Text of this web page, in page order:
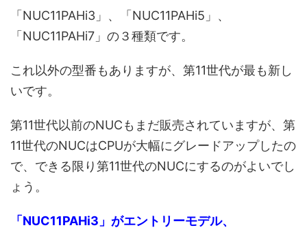
「NUC11PAHi3」、「NUC11PAHi5」、
「NUC11PAHi7」の３種類です。
これ以外の型番もありますが、第11世代が最も新し
いです。
第11世代以前のNUCもまだ販売されていますが、第
11世代のNUCはCPUが大幅にグレードアップしたの
で、できる限り第11世代のNUCにするのがよいでし
ょう。
「NUC11PAHi3」がエントリーモデル、